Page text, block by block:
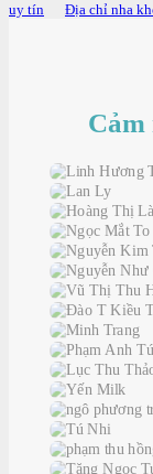
uy tín
Địa chỉ nha
Cảm